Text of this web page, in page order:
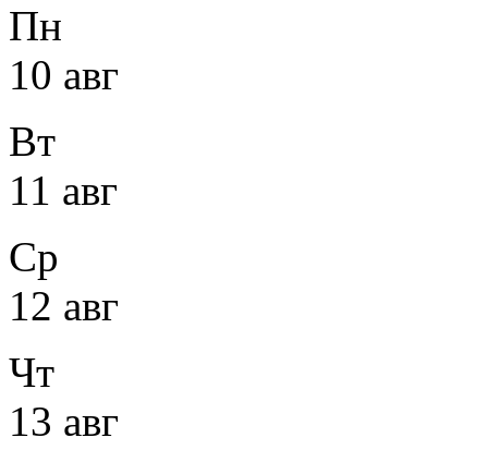
Пн
10 авг
Вт
11 авг
Ср
12 авг
Чт
13 авг